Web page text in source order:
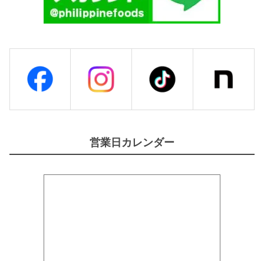
営業日カレンダー